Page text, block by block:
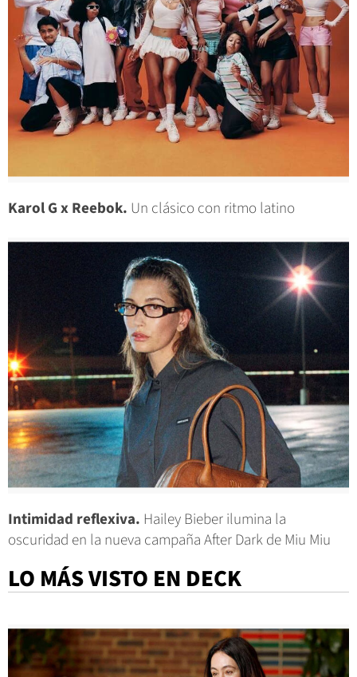
Karol G x Reebok. Un clásico con ritmo latino
Intimidad reflexiva. Hailey Bieber ilumina la
oscuridad en la nueva campaña After Dark de Miu Miu
LO MÁS VISTO EN DECK